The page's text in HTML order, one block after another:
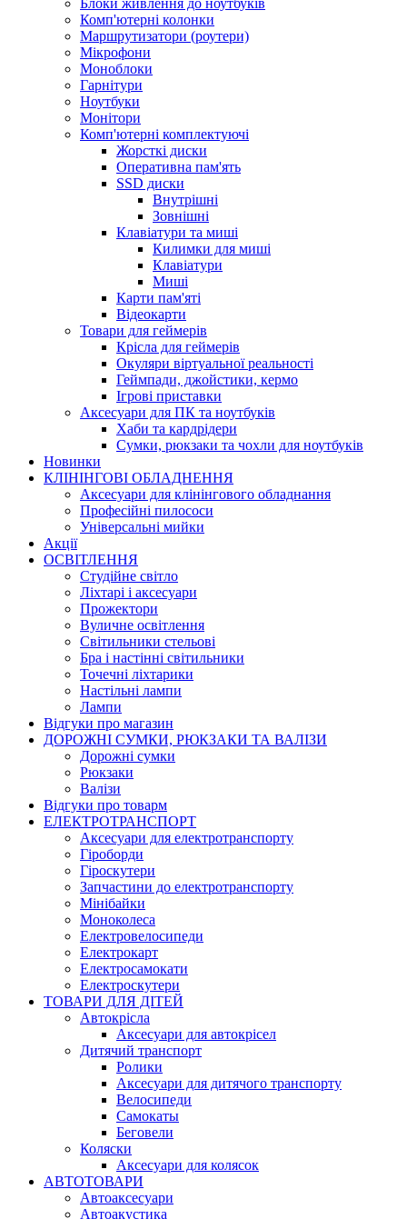
Блоки живлення до ноутбуків
Комп'ютерні колонки
Маршрутизатори (роутери)
Мікрофони
Моноблоки
Гарнітури
Ноутбуки
Монітори
Комп'ютерні комплектуючі
Жорсткі диски
Оперативна пам'ять
SSD диски
Внутрішні
Зовнішні
Клавіатури та миші
Килимки для миші
Клавіатури
Миші
Карти пам'яті
Відеокарти
Товари для геймерів
Крісла для геймерів
Окуляри віртуальної реальності
Геймпади, джойстики, кермо
Ігрові приставки
Аксесуари для ПК та ноутбуків
Хаби та кардрідери
Сумки, рюкзаки та чохли для ноутбуків
Новинки
КЛІНІНГОВІ ОБЛАДНЕННЯ
Аксесуари для клінінгового обладнання
Професійні пилососи
Універсальні мийки
Акції
ОСВІТЛЕННЯ
Студійне світло
Ліхтарі і аксесуари
Прожектори
Вуличне освітлення
Світильники стельові
Бра і настінні світильники
Точечні ліхтарики
Настільні лампи
Лампи
Відгуки про магазин
ДОРОЖНІ СУМКИ, РЮКЗАКИ ТА ВАЛІЗИ
Дорожні сумки
Рюкзаки
Валізи
Відгуки про товарм
ЕЛЕКТРОТРАНСПОРТ
Аксесуари для електротранспорту
Гіроборди
Гіроскутери
Запчастини до електротранспорту
Мінібайки
Моноколеса
Електровелосипеди
Електрокарт
Електросамокати
Електроскутери
ТОВАРИ ДЛЯ ДІТЕЙ
Автокрісла
Аксесуари для автокрісел
Дитячий транспорт
Ролики
Аксесуари для дитячого транспорту
Велосипеди
Самокаты
Беговели
Коляски
Аксесуари для колясок
АВТОТОВАРИ
Автоаксесуари
Автоакустика